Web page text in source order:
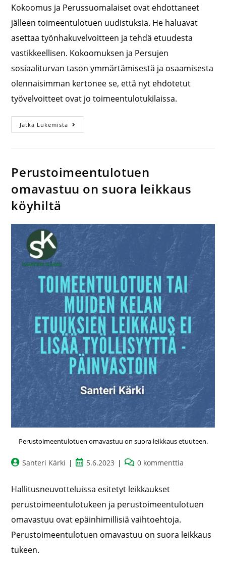
Kokoomus ja Perussuomalaiset ovat ehdottaneet
jälleen toimeentulotuen uudistuksia. He haluavat
asettaa työnhakuvelvoitteen ja tehdä etuudesta
vastikkeellisen. Kokoomuksen ja Persujen
sosiaaliturvan tason ymmärtämisestä ja osaamisesta
olennaisimman kertonee se, että nyt ehdotetut
työvelvoitteet ovat jo toimeentulotukilaissa.
Jatka Lukemista
Perustoimeentulotuen
omavastuu on suora leikkaus
köyhiltä
Perustoimeentulotuen omavastuu on suora leikkaus etuuteen.
Santeri Kärki 5.6.2023 0 kommenttia
Hallitusneuvotteluissa esitetyt leikkaukset
perustoimeentulotukeen ja perustoimeentulotuen
omavastuu ovat epäinhimillisiä vaihtoehtoja.
Perustoimeentulotuen omavastuu on suora leikkaus
tukeen.